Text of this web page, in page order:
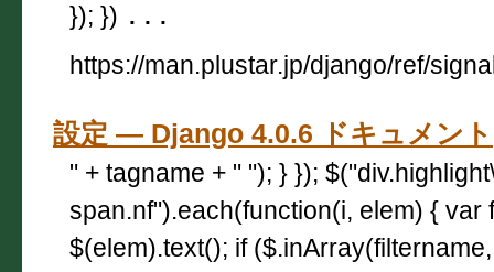
}); }) ...
https://man.plustar.jp/django/ref/
設定 — Django 4.0.6 ドキュメント
" + tagname + " "); } });
span.nf").each(function(i, elem) { var
$(elem).text(); if ($.inArray(filtername,